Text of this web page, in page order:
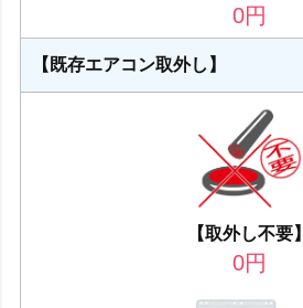
0円
【既存エアコン取外し】
【取外し不要】
0円